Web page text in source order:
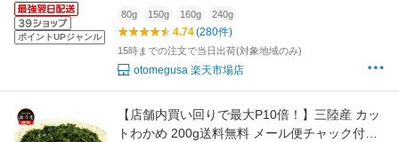
ポイントUPジャンル
80g 150g 160g 240g
4.74(280件)
15時までの注文で当日出荷(対象地域のみ)
otomegusa 楽天市場店
【店舗内買い回りで最大P10倍！】三陸産 カッ
トわかめ 200g送料無料 メール便チャック付袋